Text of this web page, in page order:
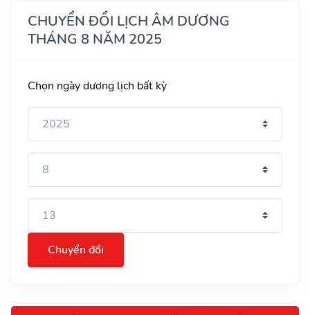
CHUYỂN ĐỔI LỊCH ÂM DƯƠNG
THÁNG 8 NĂM 2025
Chọn ngày dương lịch bất kỳ
Chuyển đổi